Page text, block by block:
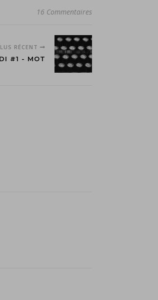
16 Commentaires
RÉCENT
#1 - MOT